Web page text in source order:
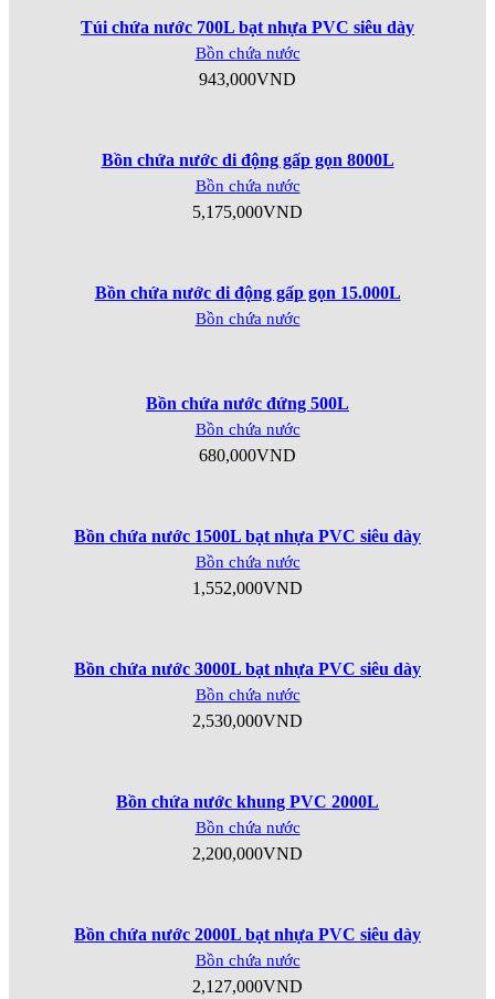
Túi chứa nước 700L bạt nhựa PVC siêu dày
Bồn chứa nước
943,000VND
Bồn chứa nước di động gấp gọn 8000L
Bồn chứa nước
5,175,000VND
Bồn chứa nước di động gấp gọn 15.000L
Bồn chứa nước
Bồn chứa nước đứng 500L
Bồn chứa nước
680,000VND
Bồn chứa nước 1500L bạt nhựa PVC siêu dày
Bồn chứa nước
1,552,000VND
Bồn chứa nước 3000L bạt nhựa PVC siêu dày
Bồn chứa nước
2,530,000VND
Bồn chứa nước khung PVC 2000L
Bồn chứa nước
2,200,000VND
Bồn chứa nước 2000L bạt nhựa PVC siêu dày
Bồn chứa nước
2,127,000VND